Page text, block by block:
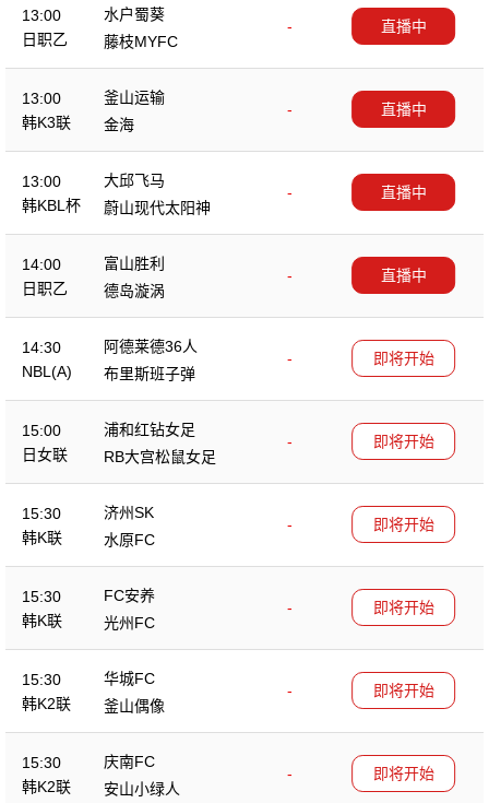
13:00
日职乙
水户蜀葵
-
藤枝MYFC
直播中
13:00
韩K3联
釜山运输
-
金海
直播中
13:00
韩KBL杯
大邱飞马
-
蔚山现代太阳神
直播中
14:00
日职乙
富山胜利
-
德岛漩涡
直播中
14:30
NBL(A)
阿德莱德36人
-
布里斯班子弹
即将开始
15:00
日女联
浦和红钻女足
-
RB大宫松鼠女足
即将开始
15:30
韩K联
济州SK
-
水原FC
即将开始
15:30
韩K联
FC安养
-
光州FC
即将开始
15:30
韩K2联
华城FC
-
釜山偶像
即将开始
15:30
韩K2联
庆南FC
-
安山小绿人
即将开始